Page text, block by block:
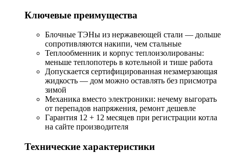
Ключевые преимущества
Блочные ТЭНы из нержавеющей стали — дольше
сопротивляются накипи, чем стальные
Теплообменник и корпус теплоизолированы:
меньше теплопотерь в котельной и тише работа
Допускается сертифицированная незамерзающая
жидкость — дом можно оставлять без присмотра
зимой
Механика вместо электроники: нечему выгорать
от перепадов напряжения, ремонт дешевле
Гарантия 12 + 12 месяцев при регистрации котла
на сайте производителя
Технические характеристики